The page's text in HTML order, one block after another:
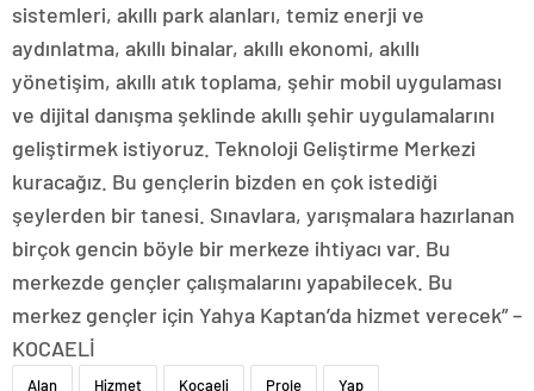
sistemleri, akıllı park alanları, temiz enerji ve
aydınlatma, akıllı binalar, akıllı ekonomi, akıllı
yönetişim, akıllı atık toplama, şehir mobil uygulaması
ve dijital danışma şeklinde akıllı şehir uygulamalarını
geliştirmek istiyoruz. Teknoloji Geliştirme Merkezi
kuracağız. Bu gençlerin bizden en çok istediği
şeylerden bir tanesi. Sınavlara, yarışmalara hazırlanan
birçok gencin böyle bir merkeze ihtiyacı var. Bu
merkezde gençler çalışmalarını yapabilecek. Bu
merkez gençler için Yahya Kaptan’da hizmet verecek” –
KOCAELİ
Alan Hizmet Kocaeli Proje Yap